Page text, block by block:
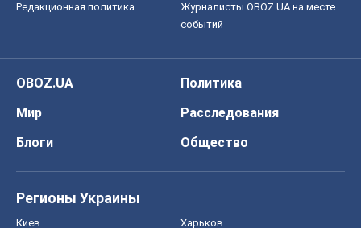
Редакционная политика
Журналисты OBOZ.UA на месте
событий
OBOZ.UA
Политика
Мир
Расследования
Блоги
Общество
Регионы Украины
Киев Харьков